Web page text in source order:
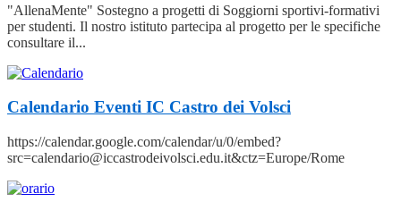
"AllenaMente" Sostegno a progetti di Soggiorni sportivi-formativi
per studenti. Il nostro istituto partecipa al progetto per le specifiche
consultare il...
Calendario Eventi IC Castro dei Volsci
https://calendar.google.com/calendar/u/0/embed?
src=calendario@iccastrodeivolsci.edu.it&ctz=Europe/Rome